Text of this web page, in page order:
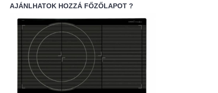
AJÁNLHATOK HOZZÁ FŐZŐLAPOT ?